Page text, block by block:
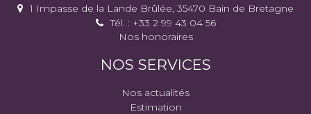
1 Impasse de la Lande Brûlée, 35470 Bain de Bretagne
Tél. : +33 2 99 43 04 56
Nos honoraires
NOS SERVICES
Nos actualités
Estimation